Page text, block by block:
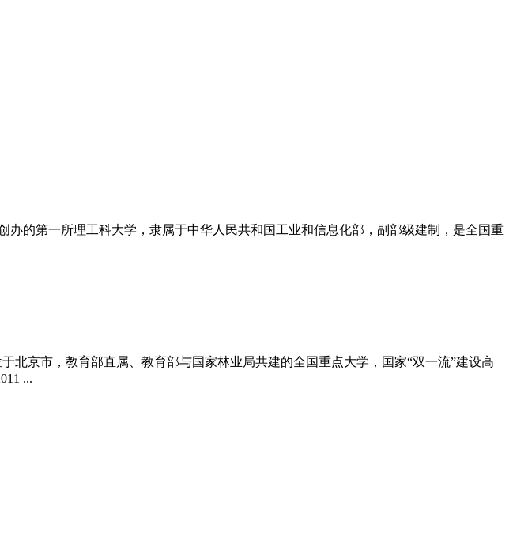
办的第一所理工科大学，隶属于中华人民共和国工业和信息化部，副部级建制，是全国重
北京市，教育部直属、教育部与国家林业局共建的全国重点大学，国家“双一流”建设高
...